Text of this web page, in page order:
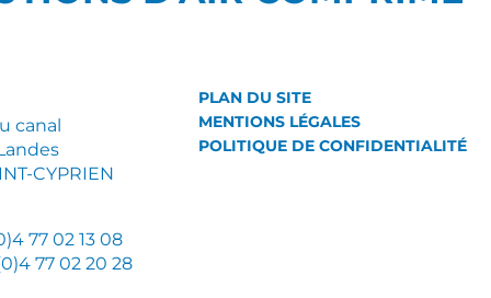
canal
CYPRIEN
77 02 13 08
77 02 20 28
PLAN DU SITE
MENTIONS LÉGALES
POLITIQUE DE CONFIDENTIALITÉ